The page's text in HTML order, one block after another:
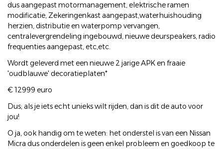
dus aangepast motormanagement, elektrische ramen
modificatie, Zekeringenkast aangepast,waterhuishouding
herzien, distributie en waterpomp vervangen,
centralevergrendeling ingebouwd, nieuwe deurspeakers, radio
frequenties aangepast, etc,etc.
Wordt geleverd met een nieuwe 2 jarige APK en fraaie
'oudblauwe' decoratieplaten*
€ 12999 euro
Dus; als je iets echt unieks wilt rijden, dan is dit de auto voor
jou!
O ja, ook handig om te weten: het onderstel is van een Nissan
Micra dus onderdelen is geen enkel probleem en goedkoop te